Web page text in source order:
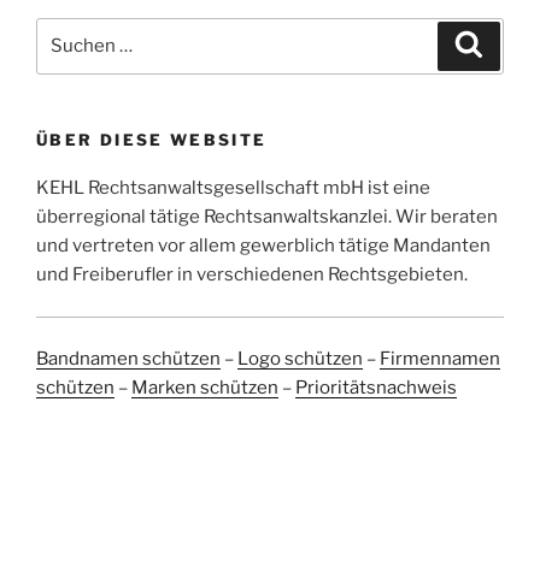
nach:
ÜBER DIESE WEBSITE
KEHL Rechtsanwaltsgesellschaft mbH ist eine
überregional tätige Rechtsanwaltskanzlei. Wir beraten
und vertreten vor allem gewerblich tätige Mandanten
und Freiberufler in verschiedenen Rechtsgebieten.
Bandnamen schützen – Logo schützen – Firmennamen
schützen – Marken schützen – Prioritätsnachweis